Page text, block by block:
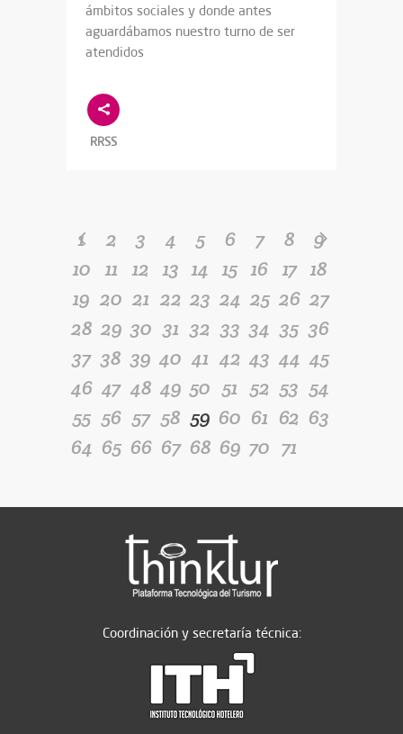
ámbitos sociales y donde antes
aguardábamos nuestro turno de ser
atendidos
RRSS
1 2 3 4 5 6 7 8
9
10 11 12 13 14 15 16 17 18
19 20 21 22 23 24 25 26 27
28 29 30 31 32 33 34 35 36
37 38 39 40 41 42 43 44 45
46 47 48 49 50 51 52 53 54
55 56 57 58 59 60 61 62 63
64 65 66 67 68 69 70 71
Coordinación y secretaría técnica: